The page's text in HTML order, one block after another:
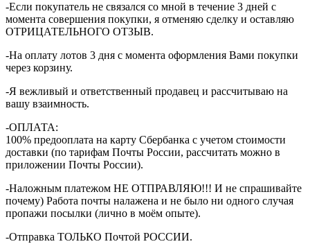
-Если покупатель не связался со мной в течение 3 дней с
момента совершения покупки, я отменяю сделку и оставляю
ОТРИЦАТЕЛЬНОГО ОТЗЫВ.
-На оплату лотов 3 дня с момента оформления Вами покупки
через корзину.
-Я вежливый и ответственный продавец и рассчитываю на
вашу взаимность.
-ОПЛАТА:
100% предооплата на карту Сбербанка с учетом стоимости
доставки (по тарифам Почты России, рассчитать можно в
приложении Почты России).
-Наложным платежом НЕ ОТПРАВЛЯЮ!!! И не спрашивайте
почему) Работа почты налажена и не было ни одного случая
пропажи посылки (лично в моём опыте).
-Отправка ТОЛЬКО Почтой РОССИИ.